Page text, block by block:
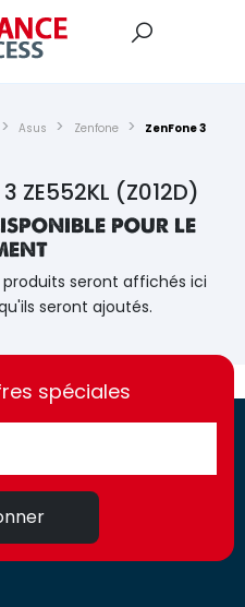
Asus Zenfone
ZenFone 3
ZE552KL (Z012D)
pour le
seront affichés ici
seront ajoutés.
spéciales